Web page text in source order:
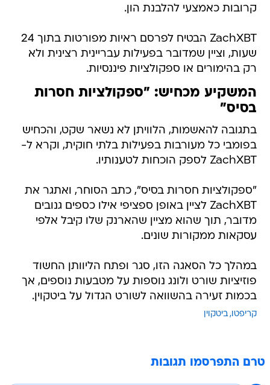
קרובות כאמצעי להלבנת הון.
ZachXBT הבטיח לפרסם ראיות מפורטות בתוך 24
שעות, וציין שמדובר בפעילות עבריינית רצינית ולא
רק בהימורים או ספקולציות פיננסיות.
המשקיע מכחיש: "ספקולציות חסרות
בסיס"
בתגובה להאשמות, הלוויתן לא נשאר שקט, והכחיש
בפומבי כל מעורבות בפעילות בלתי חוקית, וקרא ל-
ZachXBT לספק הוכחות לטענותיו.
"ספקולציות חסרות בסיס", כתב הסוחר, ואתגר את
ZachXBT לציין באופן ספציפי אילו כספים גנובים
מדובר, תוך שהוא מציין שהארנק שלו קיבל אלפי
עסקאות ממקורות שונים.
במהלך כל הסאגה הזו, סגר ופתח הליוותן החשוד
פוזיציות שורט ולונג נוספות על מטבעות נוספים, אך
בכמות זעירה בהשוואה לשורט הגדול על ביטקוין.
קריפטו ביטקוין
טרם התפרסמו תגובות